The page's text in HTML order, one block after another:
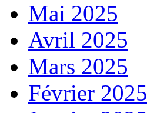
Mai 2025
Avril 2025
Mars 2025
Février 2025